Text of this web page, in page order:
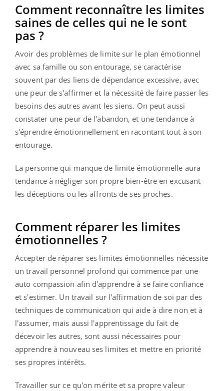
Comment reconnaître les limites
saines de celles qui ne le sont
pas ?
Avoir des problèmes de limite sur le plan émotionnel
avec sa famille ou son entourage, se caractérise
souvent par des liens de dépendance excessive, avec
une peur de s'affirmer et la nécessité de faire passer les
besoins des autres avant les siens. On peut aussi
constater une peur de l'abandon, et une tendance à
s'éprendre émotionnellement en racontant tout à son
entourage.
La personne qui manque de limite émotionnelle aura
tendance à négliger son propre bien-être en excusant
les déceptions ou les affronts de ses proches.
Comment réparer les limites
émotionnelles ?
Accepter de réparer ses limites émotionnelles nécessite
un travail personnel profond qui commence par une
auto compassion afin d'apprendre à se faire confiance
et s'estimer. Un travail sur l'affirmation de soi par des
techniques de communication qui aide à dire non et à
l'assumer, mais aussi l'apprentissage du fait de
décevoir les autres, sont aussi nécessaires pour
apprendre à nouveau ses limites et mettre en priorité
ses propres intérêts.
Travailler sur ce qu'on mérite et sa propre valeur